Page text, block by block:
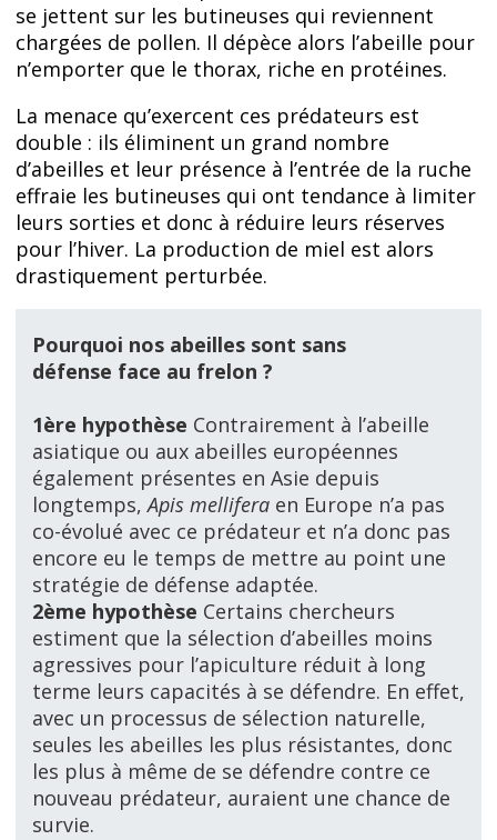
se jettent sur les butineuses qui reviennent
chargées de pollen. Il dépèce alors l’abeille pour
n’emporter que le thorax, riche en protéines.
La menace qu’exercent ces prédateurs est
double : ils éliminent un grand nombre
d’abeilles et leur présence à l’entrée de la ruche
effraie les butineuses qui ont tendance à limiter
leurs sorties et donc à réduire leurs réserves
pour l’hiver. La production de miel est alors
drastiquement perturbée.
Pourquoi nos abeilles sont sans
défense face au frelon ?
1ère hypothèse Contrairement à l’abeille
asiatique ou aux abeilles européennes
également présentes en Asie depuis
longtemps,Apis mellifera en Europe n’a pas
co-évolué avec ce prédateur et n’a donc pas
encore eu le temps de mettre au point une
stratégie de défense adaptée.
2ème hypothèse Certains chercheurs
estiment que la sélection d’abeilles moins
agressives pour l’apiculture réduit à long
terme leurs capacités à se défendre. En effet,
avec un processus de sélection naturelle,
seules les abeilles les plus résistantes, donc
les plus à même de se défendre contre ce
nouveau prédateur, auraient une chance de
survie.